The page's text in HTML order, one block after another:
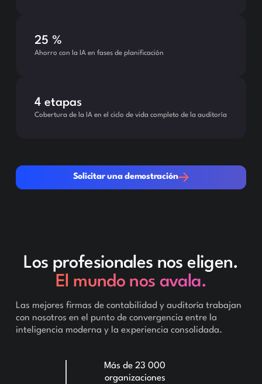
25 %
Ahorro con la IA en fases de planificación
4 etapas
Cobertura de la IA en el ciclo de vida completo de la auditoría
Solicitar una demostración
Solicitar una demostración
Los profesionales nos eligen.
El mundo nos avala.
Más de 23 000
organizaciones
Las mejores firmas de contabilidad y auditoría trabajan
con nosotros en el punto de convergencia entre la
inteligencia moderna y la experiencia consolidada.